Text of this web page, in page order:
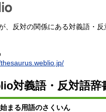
、反対の関係にある対義語・
対義語・反対語
始まる用語のさくいん